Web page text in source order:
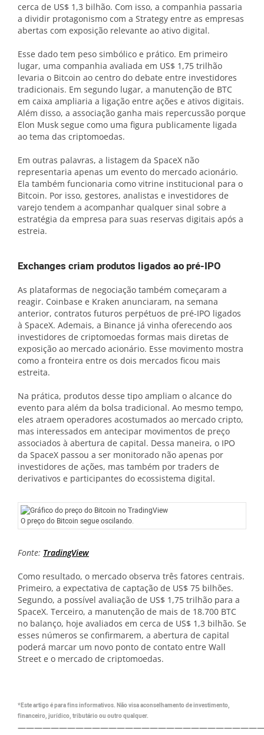
cerca de US$ 1,3 bilhão. Com isso, a companhia passaria
a dividir protagonismo com a Strategy entre as empresas
abertas com exposição relevante ao ativo digital.
Esse dado tem peso simbólico e prático. Em primeiro
lugar, uma companhia avaliada em US$ 1,75 trilhão
levaria o Bitcoin ao centro do debate entre investidores
tradicionais. Em segundo lugar, a manutenção de BTC
em caixa ampliaria a ligação entre ações e ativos digitais.
Além disso, a associação ganha mais repercussão porque
Elon Musk segue como uma figura publicamente ligada
ao tema das criptomoedas.
Em outras palavras, a listagem da SpaceX não
representaria apenas um evento do mercado acionário.
Ela também funcionaria como vitrine institucional para o
Bitcoin. Por isso, gestores, analistas e investidores de
varejo tendem a acompanhar qualquer sinal sobre a
estratégia da empresa para suas reservas digitais após a
estreia.
Exchanges criam produtos ligados ao pré-IPO
As plataformas de negociação também começaram a
reagir. Coinbase e Kraken anunciaram, na semana
anterior, contratos futuros perpétuos de pré-IPO ligados
à SpaceX. Ademais, a Binance já vinha oferecendo aos
investidores de criptomoedas formas mais diretas de
exposição ao mercado acionário. Esse movimento mostra
como a fronteira entre os dois mercados ficou mais
estreita.
Na prática, produtos desse tipo ampliam o alcance do
evento para além da bolsa tradicional. Ao mesmo tempo,
eles atraem operadores acostumados ao mercado cripto,
mas interessados em antecipar movimentos de preço
associados à abertura de capital. Dessa maneira, o IPO
da SpaceX passou a ser monitorado não apenas por
investidores de ações, mas também por traders de
derivativos e participantes do ecossistema digital.
O preço do Bitcoin segue oscilando.
Fonte: TradingView
Como resultado, o mercado observa três fatores centrais.
Primeiro, a expectativa de captação de US$ 75 bilhões.
Segundo, a possível avaliação de US$ 1,75 trilhão para a
SpaceX. Terceiro, a manutenção de mais de 18.700 BTC
no balanço, hoje avaliados em cerca de US$ 1,3 bilhão. Se
esses números se confirmarem, a abertura de capital
poderá marcar um novo ponto de contato entre Wall
Street e o mercado de criptomoedas.
*Este artigo é para fins informativos. Não visa aconselhamento de investimento,
financeiro, jurídico, tributário ou outro qualquer.